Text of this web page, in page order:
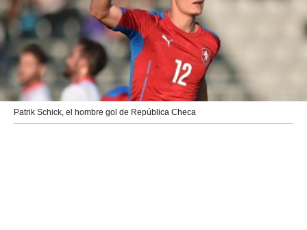
Patrik Schick, el hombre gol de República Checa